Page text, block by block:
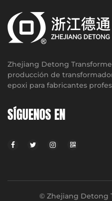
Zhejiang Detong
producción de
epoxi para fabricantes
SÍGUENOS EN
© Zhejiang Detong